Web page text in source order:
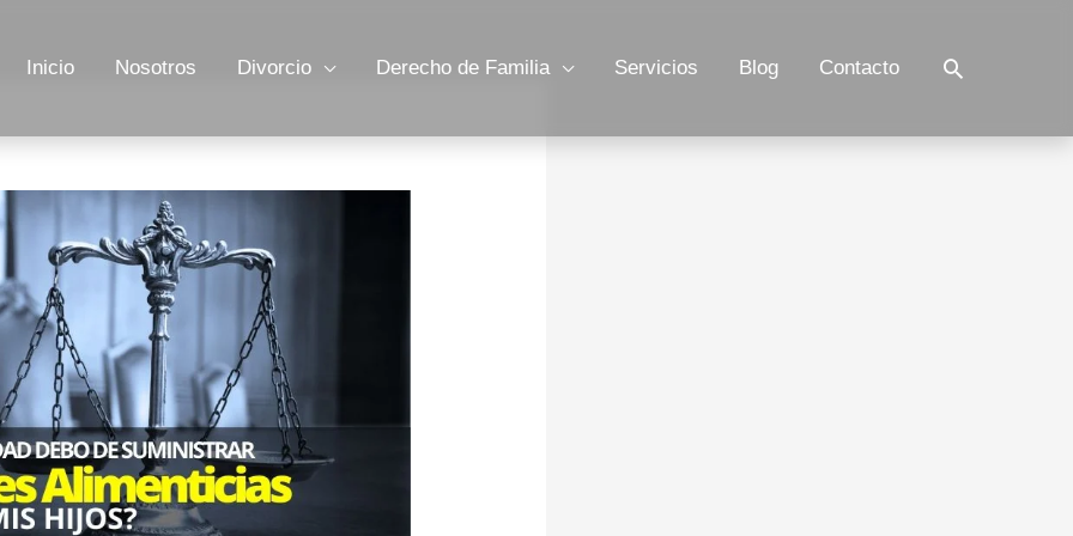
Inicio Nosotros Divorcio Derecho de Familia Servicios Blog Contacto Buscar